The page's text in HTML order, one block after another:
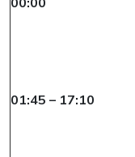
01:45 – 17:10